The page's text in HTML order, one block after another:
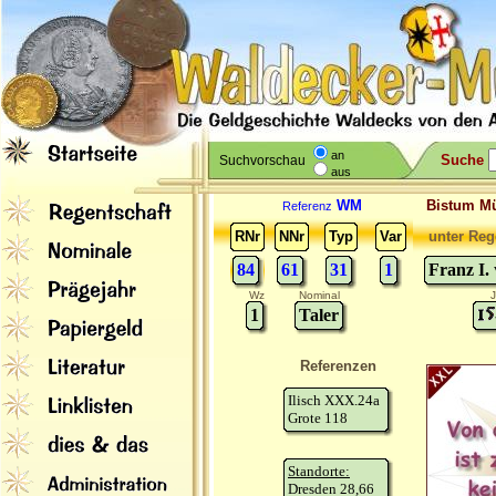
Suchvorschau
an
aus
Suche
Referenz WM
Bistum
RNr
NNr Typ Var
84 61 31 1
unter
Franz I.
Wz Nominal
1 Taler
Referenzen
Ilisch XXX.24a
Grote 118
Standorte:
Dresden 28,66